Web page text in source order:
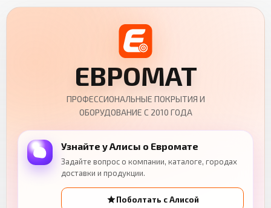
ЕВРОМАТ
ПРОФЕССИОНАЛЬНЫЕ ПОКРЫТИЯ И
ОБОРУДОВАНИЕ С 2010 ГОДА
Узнайте у Алисы о Евромате
Задайте вопрос о компании, каталоге, городах
доставки и продукции.
Поболтать с Алисой